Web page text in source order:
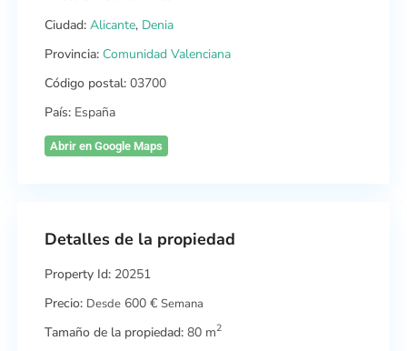
Ciudad: Alicante, Denia
Provincia: Comunidad Valenciana
Código postal:03700
País:España
Abrir en Google Maps
Detalles de la propiedad
Property Id:20251
Precio: Desde600 € Semana
Tamaño de la propiedad: 80 m2